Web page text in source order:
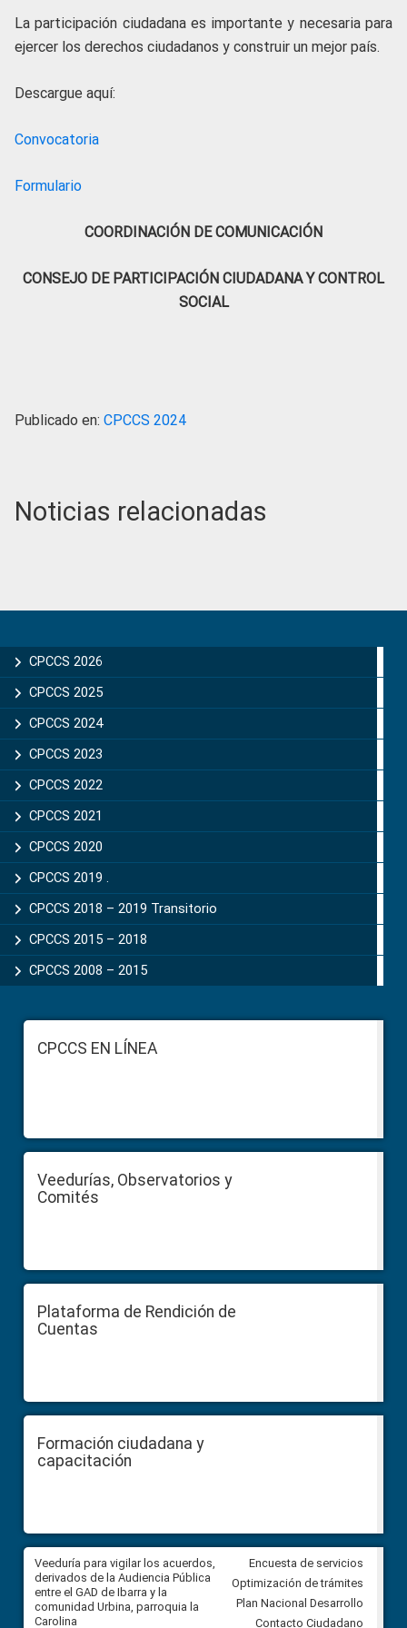
La participación ciudadana es importante y necesaria para
ejercer los derechos ciudadanos y construir un mejor país.
Descargue aquí:
Convocatoria
Formulario
COORDINACIÓN DE COMUNICACIÓN
CONSEJO DE PARTICIPACIÓN CIUDADANA Y CONTROL
SOCIAL
Publicado en: CPCCS 2024
Noticias relacionadas
Sidebar
CPCCS 2026
CPCCS 2025
CPCCS 2024
CPCCS 2023
CPCCS 2022
CPCCS 2021
CPCCS 2020
CPCCS 2019 .
CPCCS 2018 – 2019 Transitorio
CPCCS 2015 – 2018
CPCCS 2008 – 2015
FooterCPCCS EN LÍNEA
Veedurías, Observatorios y
Comités
Plataforma de Rendición de
Cuentas
Formación ciudadana y
capacitación
Veeduría para vigilar los acuerdos,
derivados de la Audiencia Pública
entre el GAD de Ibarra y la
comunidad Urbina, parroquia la
Carolina
CPCCS convoca a Veeduría
Ciudadana para vigilar el
Encuesta de servicios
Optimización de trámites
Plan Nacional Desarrollo
Contacto Ciudadano